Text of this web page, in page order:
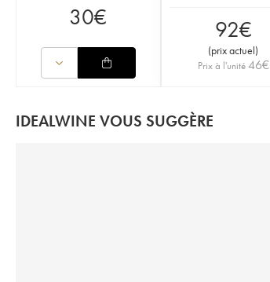
30€ 92€
(prix actuel)
Prix à l'unité46€
IDEALWINE VOUS SUGGÈRE